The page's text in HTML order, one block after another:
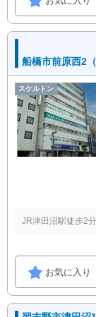
船橋市前原西2
スケルトン
JR津田沼駅徒歩2分
お気に入り